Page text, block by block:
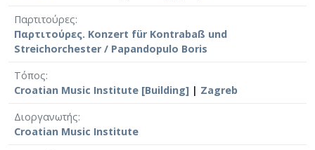
Παρτιτούρες
Παρτιτούρες. Konzert für Kontrabaß und
Streichorchester / Papandopulo Boris
Τόπος
Croatian Music Institute [Building] | Zagreb
Διοργανωτής
Croatian Music Institute